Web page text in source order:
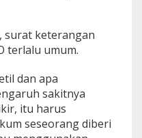
surat keterangan
terlalu umum.
dan apa
sakitnya
itu harus
seseorang diberi